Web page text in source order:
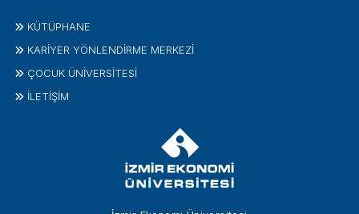
KÜTÜPHANE
KARİYER YÖNLENDİRME MERKEZİ
ÇOCUK ÜNIVERSITESI
İLETIŞIM